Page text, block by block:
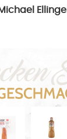
Michael